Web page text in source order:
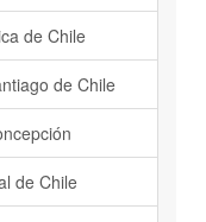
de Chile
de Chile
de Chile